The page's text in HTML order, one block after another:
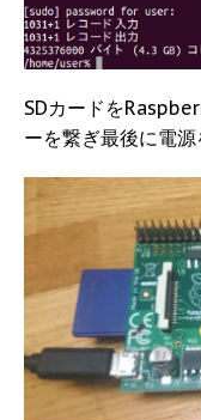
SDカードを
ーを繋ぎ最後に電源